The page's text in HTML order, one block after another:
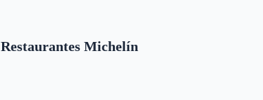
Restaurantes Michelín